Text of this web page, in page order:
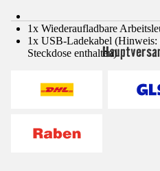
1x Wiederaufladbare
1x USB-Ladekabel
Steckdose enthalten)